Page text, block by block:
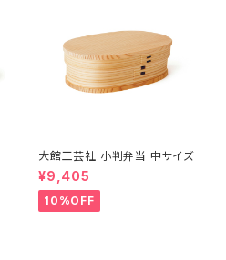
大館工芸社 小判弁当 中サイズ
¥9,405
10%OFF